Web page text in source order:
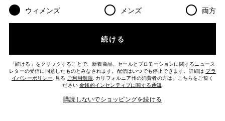
車用エアフレッシュナー
D.S. & DURGA
$15
Favorite LA PLAYA CANDLE キャンドル
ウィメンズ メンズ 両方
続ける
「続ける」をクリックすることで、新着商品、セールとプロモーションに関するニュース
レターの受信に同意したものとみなされます。配信はいつでも停止できます。詳細は プラ
イバシーポリシー. 見る ご利用制限. カリフォルニア州の消費者の方は、こちらをご覧く
ださい金銭的インセンティブに関する通知.
購読しないでショッピングを続ける